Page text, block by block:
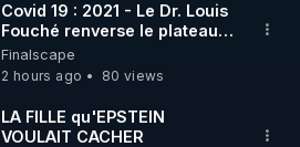
Covid 19 : 2021 - Le Dr. Louis
Fouché renverse le plateau
de CNews !
Finalscape
2 hours ago
80 views
LA FILLE qu'EPSTEIN
VOULAIT CACHER